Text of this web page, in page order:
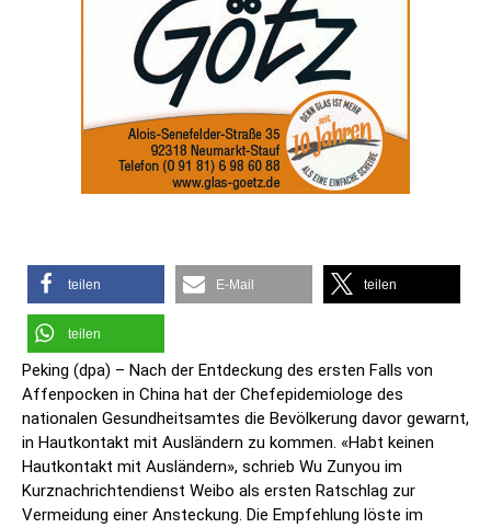
teilen E-Mail teilen
teilen
Peking (dpa) – Nach der Entdeckung des ersten Falls von
Affenpocken in China hat der Chefepidemiologe des
nationalen Gesundheitsamtes die Bevölkerung davor gewarnt,
in Hautkontakt mit Ausländern zu kommen. «Habt keinen
Hautkontakt mit Ausländern», schrieb Wu Zunyou im
Kurznachrichtendienst Weibo als ersten Ratschlag zur
Vermeidung einer Ansteckung. Die Empfehlung löste im